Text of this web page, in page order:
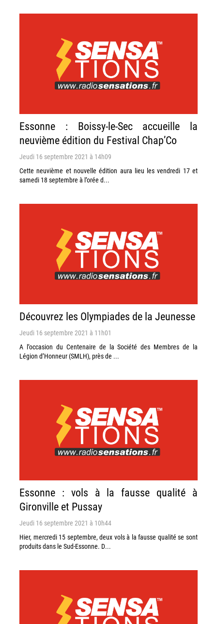
Essonne : Boissy-le-Sec accueille la
neuvième édition du Festival Chap’Co
Jeudi 16 septembre 2021 à 14h09
Cette neuvième et nouvelle édition aura lieu les vendredi 17 et
samedi 18 septembre à l’orée d...
Découvrez les Olympiades de la Jeunesse
Jeudi 16 septembre 2021 à 11h01
A l’occasion du Centenaire de la Société des Membres de la
Légion d’Honneur (SMLH), près de ...
Essonne : vols à la fausse qualité à
Gironville et Pussay
Jeudi 16 septembre 2021 à 10h44
Hier, mercredi 15 septembre, deux vols à la fausse qualité se sont
produits dans le Sud-Essonne. D...